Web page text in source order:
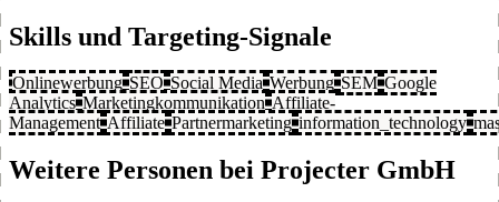
Skills und Targeting-Signale
Onlinewerbung SEO Social Media Werbung SEM Google
Analytics Marketingkommunikation Affiliate-
Management Affiliate Partnermarketing information_technology
Weitere Personen bei Projecter GmbH